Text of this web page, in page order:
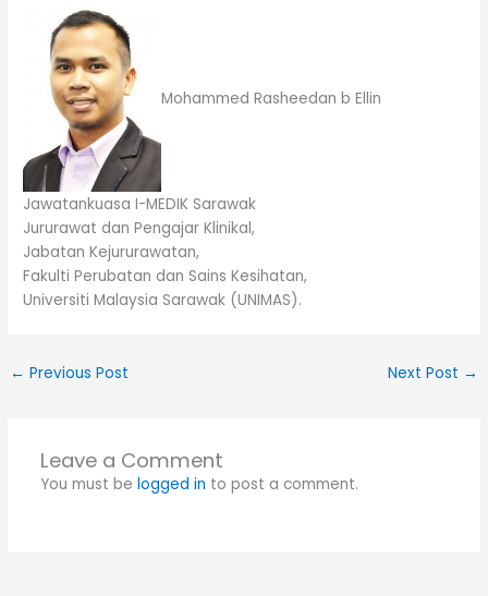
Mohammed Rasheedan b Ellin
Jawatankuasa I-MEDIK Sarawak
Jururawat dan Pengajar Klinikal,
Jabatan Kejururawatan,
Fakulti Perubatan dan Sains Kesihatan,
Universiti Malaysia Sarawak (UNIMAS).
← Previous Post Next Post →
Leave a Comment
You must be logged in to post a comment.